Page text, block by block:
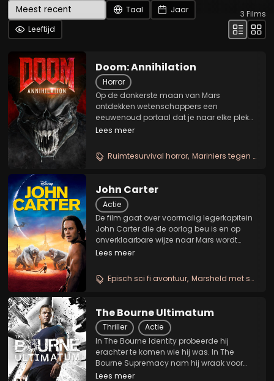
Taal
Jaar
Leeftijd
3 Films
Doom: Annihilation
Horror
Op de donkerste maan van Mars
ontdekken wetenschappers een
eeuwenoud portaal dat je naar elke plek
in het universum kan teleporteren. Hun
ontdekking aller tijden - blijkt echter een
helpoort waardoor demonische...
Lees meer
Ruimtesurvival horror Mariniers tegen demonen
John Carter
Actie
De film gaat over voormalig legerkapitein
John Carter die de oorlog beu is en op
onverklaarbare wijze naar Mars wordt
getransporteerd. Daar wordt hij tegen zijn
de bewoners van de planeet, waaronder
Tars...
Lees meer
Episch sci fi avontuur Marsheld met superkrachten
The Bourne Ultimatum
Thriller
Actie
In The Bourne Identity probeerde hij
erachter te komen wie hij was. In The
Bourne Supremacy nam hij wraak voor
wat hem was aangedaan. En nu komt hij
Lees meer